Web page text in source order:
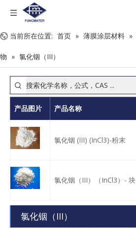
当前所在位置: 首页 » 薄膜涂层材料 »
物 » 氯化铟（III）
产品图片 产品名称
氯化铟 (III) (InCl3)-粉末
氯化铟（III）（InCl3）- 块
氯化铟（III）